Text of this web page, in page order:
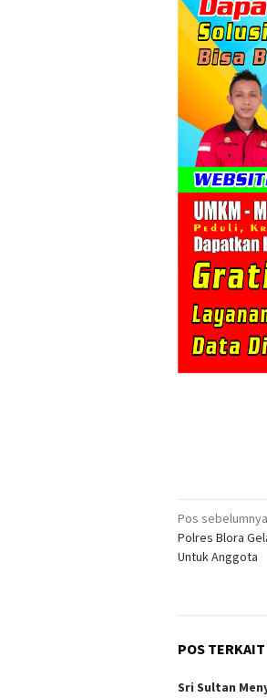
Navigasi
pos
Pos sebelumnya
Polres Blora
Untuk Anggota
POS TERKAIT
Sri Sultan